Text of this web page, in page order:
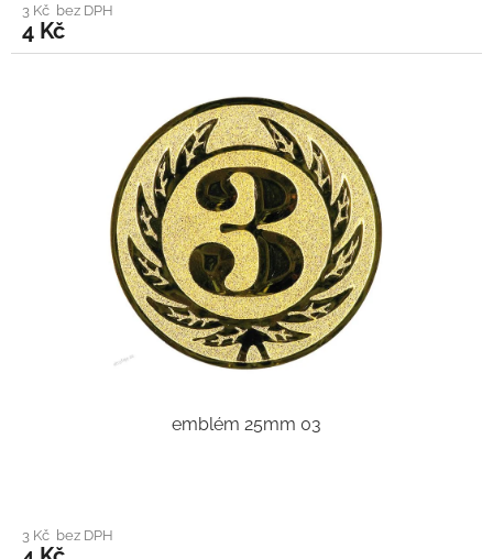
3 Kč bez DPH
4 Kč
emblém 25mm 03
3 Kč bez DPH